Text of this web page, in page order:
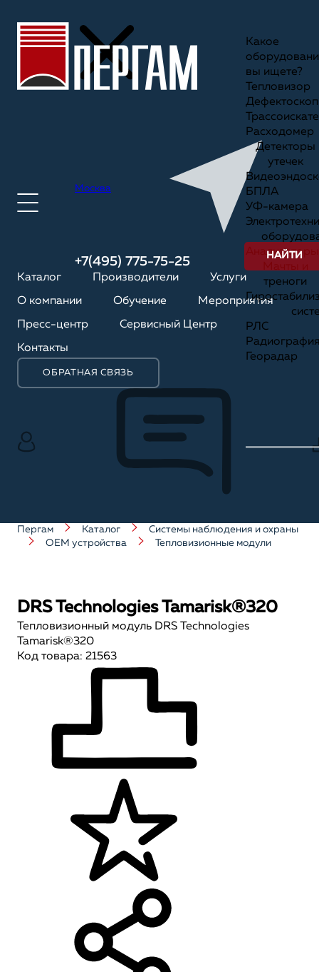
Москва
+7(495) 775-75-25
Каталог Производители Услуги
О компании Обучение Мероприятия
Пресс-центр Сервисный Центр
Контакты
ОБРАТНАЯ СВЯЗЬ
Какое
вы ищете?
Тепловизор
Дефектоскоп
Расходомер
Детекторы
утечек
БПЛА
УФ-камера
Анализаторы
треноги
РЛС
Георадар
НАЙТИ
Пергам Каталог
Системы наблюдения и охраны
OEM устройства
Тепловизионные модули
DRS Technologies Tamarisk®320
Тепловизионный модуль DRS Technologies
Tamarisk®320
Код товара: 21563